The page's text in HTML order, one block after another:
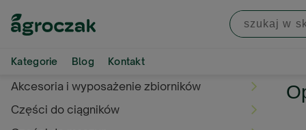
Kategorie Blog Kontakt
Akcesoria i wyposażenie zbiorników
Części do ciągników